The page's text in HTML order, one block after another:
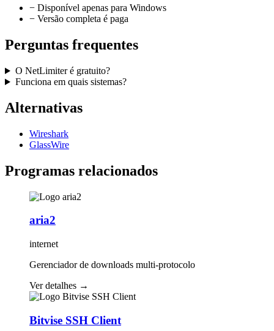
− Disponível apenas para Windows
− Versão completa é paga
Perguntas frequentes
O NetLimiter é gratuito?
Funciona em quais sistemas?
Alternativas
Wireshark
GlassWire
Programas relacionados
aria2
internet
Gerenciador de downloads multi-protocolo
Ver detalhes →
Bitvise SSH Client